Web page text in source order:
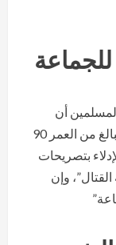
أن
الرجل الذي ظهر في فيديو سابق هو والده البالغ من العمر 90
بتصريحات
وإن